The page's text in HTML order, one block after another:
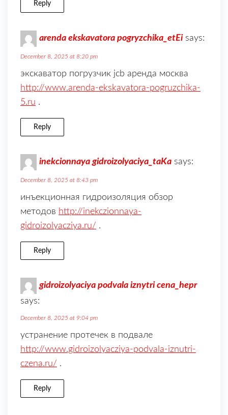
Reply
arenda ekskavatora pogryzchika_etEi says:
December 8, 2025 at 8:20 pm
экскаватор погрузчик jcb аренда москва
http://www.arenda-ekskavatora-pogruzchika-
5.ru .
Reply
inekcionnaya gidroizolyaciya_taKa says:
December 8, 2025 at 8:43 pm
инъекционная гидроизоляция обзор
методов http://inekczionnaya-
gidroizolyacziya.ru/ .
Reply
gidroizolyaciya podvala iznytri cena_hepr
says:
December 8, 2025 at 9:04 pm
устранение протечек в подвале
http://www.gidroizolyacziya-podvala-iznutri-
czena.ru/ .
Reply